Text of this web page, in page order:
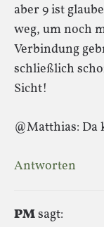
aber 9 ist
weg, um noch
Verbindung
schließlich
Sicht!
@Matthias: Da
Antworten
PMsagt: